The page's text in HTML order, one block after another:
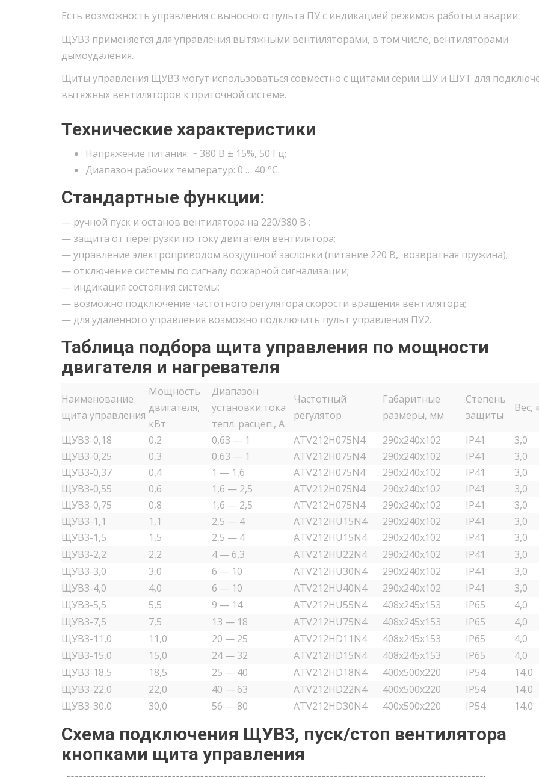
Есть возможность управления с выносного пульта ПУ с индикацией режимов работы и аварии.
ЩУВ3 применяется для управления вытяжными вентиляторами, в том числе, вентиляторами
дымоудаления.
Щиты управления ЩУВ3 могут использоваться совместно с щитами серии ЩУ и ЩУТ для
вытяжных вентиляторов к приточной системе.
Технические характеристики
Напряжение питания: ~ 380 В ± 15%, 50 Гц;
Диапазон рабочих температур: 0 … 40 °С.
Стандартные функции:
— ручной пуск и останов вентилятора на 220/380 В ;
— защита от перегрузки по току двигателя вентилятора;
— управление электроприводом воздушной заслонки (питание 220 В, возвратная пружина);
— отключение системы по сигналу пожарной сигнализации;
— индикация состояния системы;
— возможно подключение частотного регулятора скорости вращения вентилятора;
— для удаленного управления возможно подключить пульт управления ПУ2.
Таблица подбора щита управления по мощности
двигателя и нагревателя
Наименование
щита управления
Мощность
двигателя,
кВт
Диапазон
установки тока
тепл. расцеп., A
Частотный
регулятор
Габаритные
размеры, мм
Степень
защиты
Вес,
ЩУВ3-0,18 0,2 0,63 — 1 ATV212H075N4 290х240х102 IP41
3,0
ЩУВ3-0,25
0,3 0,63 — 1 ATV212H075N4 290х240х102 IP41
3,0
ЩУВ3-0,37
0,4 1 — 1,6 ATV212H075N4 290х240х102 IP41
3,0
ЩУВ3-0,55
0,6 1,6 — 2,5 ATV212H075N4 290х240х102 IP41
3,0
ЩУВ3-0,75
0,8 1,6 — 2,5 ATV212H075N4 290х240х102 IP41
3,0
ЩУВ3-1,1
1,1 2,5 — 4 ATV212HU15N4 290х240х102 IP41
3,0
ЩУВ3-1,5
1,5 2,5 — 4 ATV212HU15N4 290х240х102 IP41
3,0
ЩУВ3-2,2
2,2 4 — 6,3 ATV212HU22N4 290х240х102 IP41
3,0
ЩУВ3-3,0
3,0 6 — 10 ATV212HU30N4 290х240х102 IP41
3,0
ЩУВ3-4,0
4,0 6 — 10 ATV212HU40N4 290х240х102 IP41
3,0
ЩУВ3-5,5
5,5 9 — 14 ATV212HU55N4 408х245х153 IP65
4,0
ЩУВ3-7,5
7,5 13 — 18 ATV212HU75N4 408х245х153 IP65
4,0
ЩУВ3-11,0
11,0 20 — 25 ATV212HD11N4 408х245х153 IP65
4,0
ЩУВ3-15,0
15,0 24 — 32 ATV212HD15N4 408х245х153 IP65
4,0
ЩУВ3-18,5
18,5 25 — 40 ATV212HD18N4 400х500х220 IP54
14,0
ЩУВ3-22,0
22,0 40 — 63 ATV212HD22N4 400х500х220 IP54
14,0
ЩУВ3-30,0
30,0 56 — 80 ATV212HD30N4 400х500х220 IP54 14,0
Схема подключения ЩУВ3, пуск/стоп вентилятора
кнопками щита управления